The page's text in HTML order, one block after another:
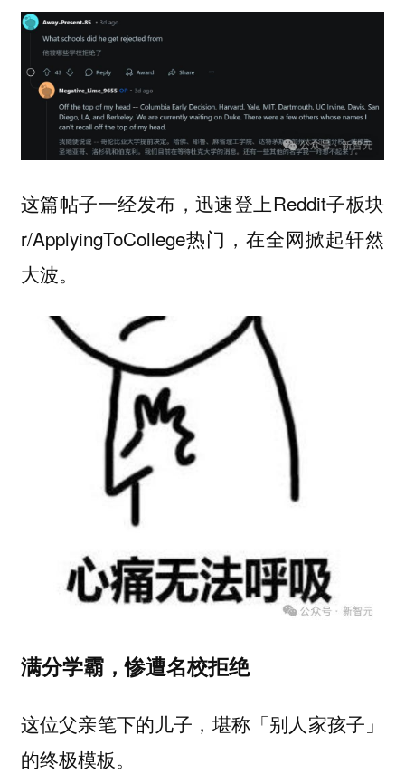
这篇帖子一经发布，迅速登上Reddit子板块
r/ApplyingToCollege热门，在全网掀起轩然
大波。
满分学霸，惨遭名校拒绝
这位父亲笔下的儿子，堪称「别人家孩子」
的终极模板。